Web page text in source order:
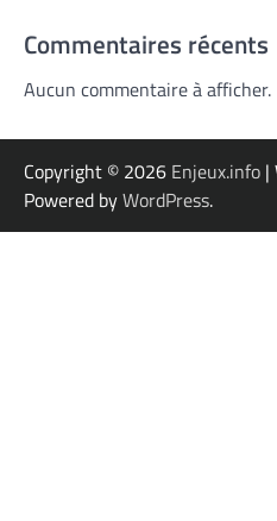
Commentaires récents
Aucun commentaire à afficher.
Copyright © 2026 Enjeux.info |
Powered byWordPress.